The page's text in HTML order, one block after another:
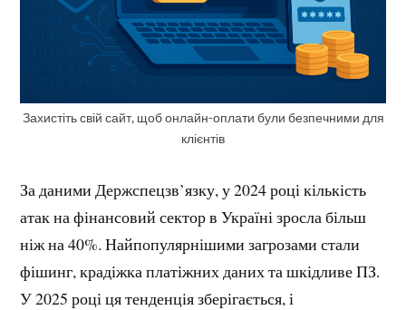
Захистіть свій сайт, щоб онлайн-оплати були безпечними для
клієнтів
За даними Держспецзв’язку, у 2024 році кількість
атак на фінансовий сектор в Україні зросла більш
ніж на 40%. Найпопулярнішими загрозами стали
фішинг, крадіжка платіжних даних та шкідливе ПЗ.
У 2025 році ця тенденція зберігається, і